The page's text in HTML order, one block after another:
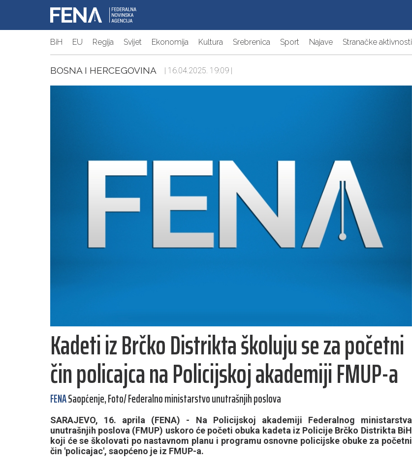
BiH EU Regija Svijet Ekonomija Kultura Srebrenica Sport Najave Stranačke aktivnosti
BOSNA I HERCEGOVINA | 16.04.2025. 19:09 |
Kadeti iz Brčko Distrikta školuju se za početni
čin policajca na Policijskoj akademiji FMUP-a
FENASaopćenje, Foto/ Federalno ministarstvo unutrašnjih poslova
SARAJEVO, 16. aprila (FENA) - Na Policijskoj akademiji Federalnog ministarstva
unutrašnjih poslova (FMUP) uskoro će početi obuka kadeta iz Policije Brčko Distrikta BiH
koji će se školovati po nastavnom planu i programu osnovne policijske obuke za početni
čin 'policajac', saopćeno je iz FMUP-a.